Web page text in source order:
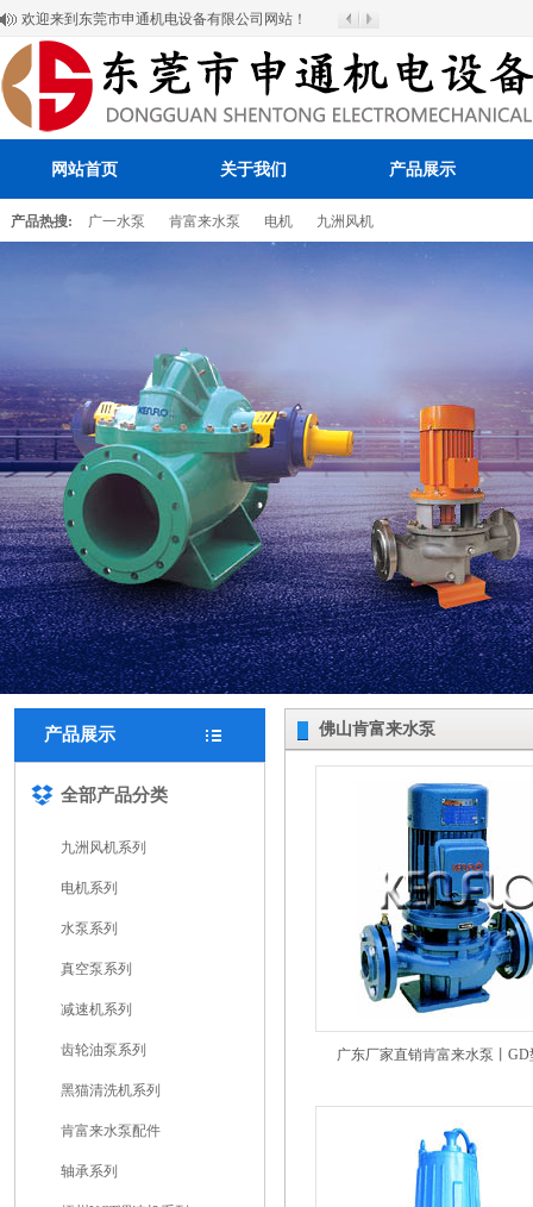
欢迎来到东莞市申通机电设备有限公司网站！
网站首页 关于我们 产品展示
产品热搜: 广一水泵 肯富来水泵 电机 九洲风机
百叶窗图片
产品展示
全部产品分类
九洲风机系列
电机系列
水泵系列
真空泵系列
减速机系列
齿轮油泵系列
黑猫清洗机系列
肯富来水泵配件
轴承系列
佛山肯富来水泵
广东厂家直销肯富来水泵丨GD